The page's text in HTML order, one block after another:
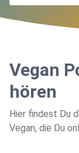
Vegan
hören
Hier findest Du
Vegan, die Du